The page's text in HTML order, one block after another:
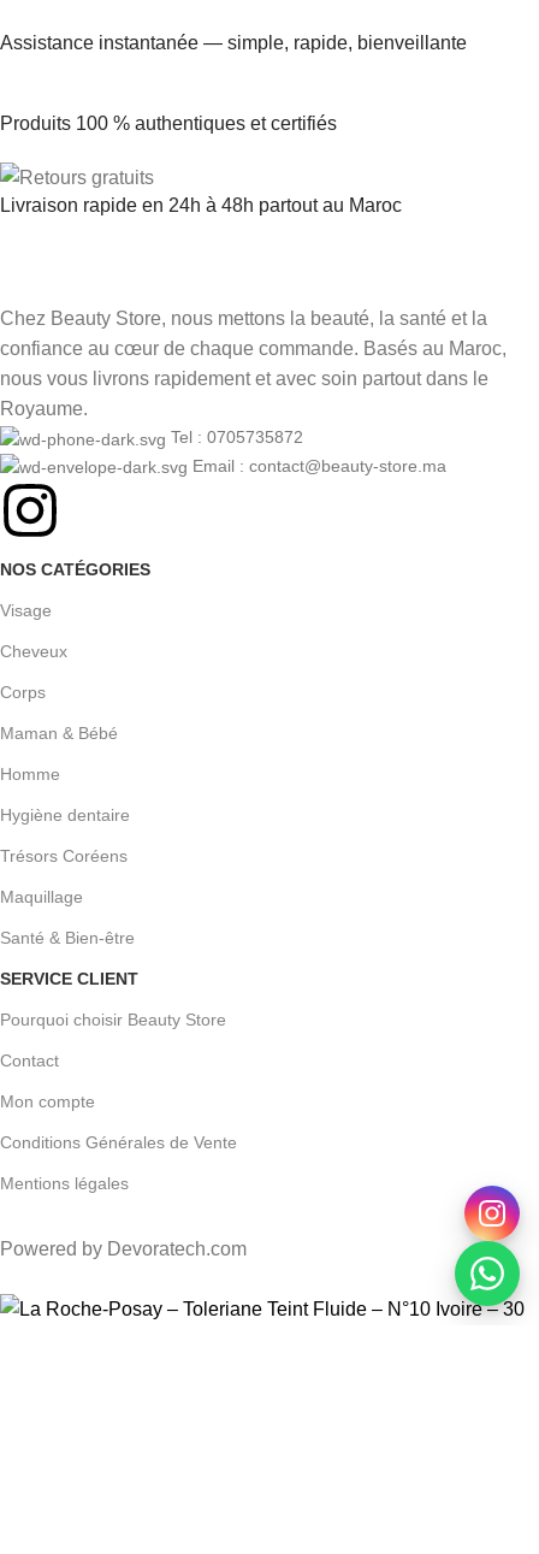
Assistance instantanée — simple, rapide, bienveillante
Produits 100 % authentiques et certifiés
Livraison rapide en 24h à 48h partout au Maroc
Chez Beauty Store, nous mettons la beauté, la santé et la
confiance au cœur de chaque commande. Basés au Maroc,
nous vous livrons rapidement et avec soin partout dans le
Royaume.
Tel : 0705735872
Email : contact@beauty-store.ma
NOS CATÉGORIES
Visage
Cheveux
Corps
Maman & Bébé
Homme
Hygiène dentaire
Trésors Coréens
Maquillage
Santé & Bien-être
SERVICE CLIENT
Pourquoi choisir Beauty Store
Contact
Mon compte
Conditions Générales de Vente
Mentions légales
Powered by Devoratech.com
📍 Tanger : Livraison gratuite | 🚚